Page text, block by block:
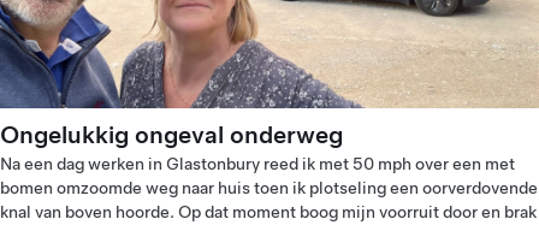
Ongelukkig ongeval onderweg
Na een dag werken in Glastonbury reed ik met 50 mph over een met
bomen omzoomde weg naar huis toen ik plotseling een oorverdovende
knal van boven hoorde. Op dat moment boog mijn voorruit door en brak